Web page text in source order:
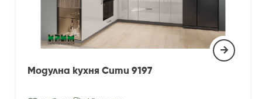
Модулна кухня Сити 9197